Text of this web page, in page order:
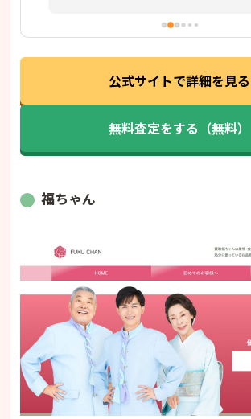
応、お返事していただきました。過去に
なくリラックスして利用できるところ、
ブな言葉を一切されない点がよかったで
てこういったところを利用するかたには
公式サイトで詳細を見る
無料査定をする（無料）
福ちゃん